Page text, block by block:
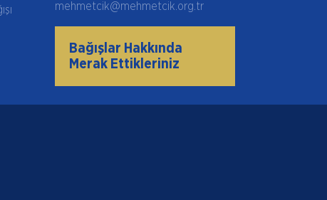
mehmetcik@mehmetcik.org.tr
Bağışlar Hakkında
Merak Ettikleriniz